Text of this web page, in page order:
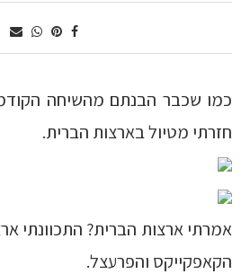
כמו שכבר הבנתם מהשיחה
חזרתי מטיול בארצות הברית.
אמרתי ארצות הברית? התכוונתי
הקאפקייקס והפרעצל.